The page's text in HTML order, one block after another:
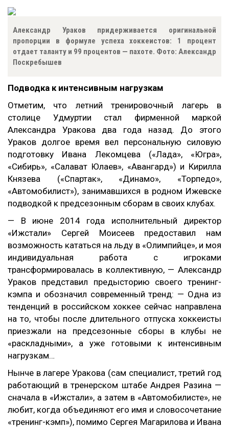
Александр Ураков придерживается оригинальной
пропорции в формуле успеха хоккеистов: 1 процент
отдает таланту и 99 процентов — пахоте. Фото: Александр
Поскребышев
Подводка к интенсивным нагрузкам
Отметим, что летний тренировочный лагерь в
столице Удмуртии стал фирменной маркой
Александра Уракова два года назад. До этого
Ураков долгое время вел персональную силовую
подготовку Ивана Лекомцева («Лада», «Югра»,
«Сибирь», «Салават Юлаев», «Авангард») и Кирилла
Князева («Спартак», «Динамо», «Торпедо»,
«Автомобилист»), занимавшихся в родном Ижевске
подводкой к предсезонным сборам в своих клубах.
— В июне 2014 года исполнительный директор
«Ижстали» Сергей Моисеев предоставил нам
возможность кататься на льду в «Олимпийце», и моя
индивидуальная работа с игроками
трансформировалась в коллективную, — Александр
Ураков представил предысторию своего тренинг-
кэмпа и обозначил современный тренд: — Одна из
тенденций в российском хоккее сейчас направлена
на то, чтобы после длительного отпуска хоккеисты
приезжали на предсезонные сборы в клубы не
«раскладными», а уже готовыми к интенсивным
нагрузкам…
Нынче в лагере Уракова (сам специалист, третий год
работающий в тренерском штабе Андрея Разина —
сначала в «Ижстали», а затем в «Автомобилисте», не
любит, когда объединяют его имя и словосочетание
«тренинг-кэмп»), помимо Сергея Магарилова и Ивана